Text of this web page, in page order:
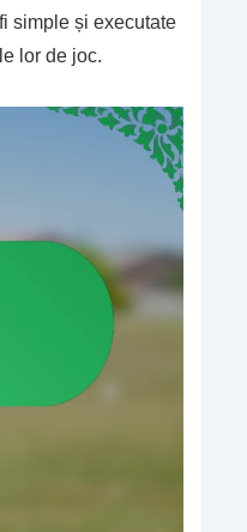
simple și executate
lor de joc.